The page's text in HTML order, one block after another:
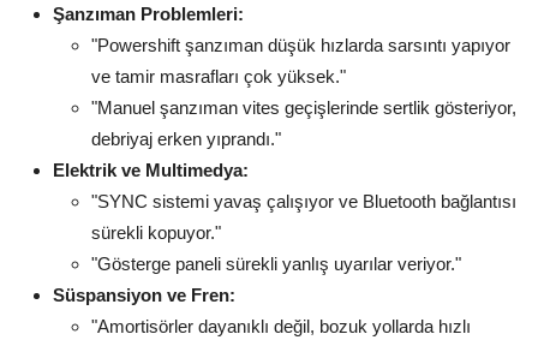
Şanzıman Problemleri:
"Powershift şanzıman düşük hızlarda sarsıntı yapıyor
ve tamir masrafları çok yüksek."
"Manuel şanzıman vites geçişlerinde sertlik gösteriyor,
debriyaj erken yıprandı."
Elektrik ve Multimedya:
"SYNC sistemi yavaş çalışıyor ve Bluetooth bağlantısı
sürekli kopuyor."
"Gösterge paneli sürekli yanlış uyarılar veriyor."
Süspansiyon ve Fren:
"Amortisörler dayanıklı değil, bozuk yollarda hızlı